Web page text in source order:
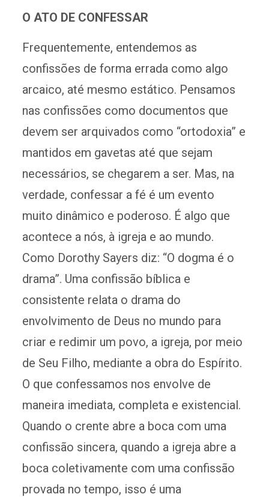
O ATO DE CONFESSAR
Frequentemente, entendemos as
confissões de forma errada como algo
arcaico, até mesmo estático. Pensamos
nas confissões como documentos que
devem ser arquivados como “ortodoxia” e
mantidos em gavetas até que sejam
necessários, se chegarem a ser. Mas, na
verdade, confessar a fé é um evento
muito dinâmico e poderoso. É algo que
acontece a nós, à igreja e ao mundo.
Como Dorothy Sayers diz: “O dogma é o
drama”. Uma confissão bíblica e
consistente relata o drama do
envolvimento de Deus no mundo para
criar e redimir um povo, a igreja, por meio
de Seu Filho, mediante a obra do Espírito.
O que confessamos nos envolve de
maneira imediata, completa e existencial.
Quando o crente abre a boca com uma
confissão sincera, quando a igreja abre a
boca coletivamente com uma confissão
provada no tempo, isso é uma